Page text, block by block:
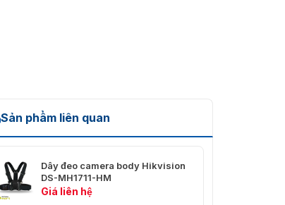
liệu cách
Nhựa HDPE
bên ngoài
Sản phẩm liên quan
Dây đeo camera body Hikvision
DS-MH1711-HM
Giá liên hệ